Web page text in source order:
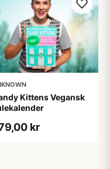
Kittens Vegansk
kr